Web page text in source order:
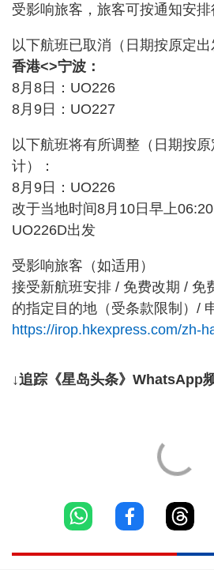
受影响旅客，旅客可按通知安排
以下航班已取消（日期按原定出
香港<>宁波：
8月8日：UO226
8月9日：UO227
以下航班将有所调整（日期按
计）：
8月9日：UO226
改于当地时间8月10日早上
UO226D出发
受影响旅客（如适用）
接受新航班安排 / 免费改期 / 免
的指定目的地（受条款限制）/
https://irop.hkexpress.com/zh-
↓追踪《星岛头条》WhatsApp